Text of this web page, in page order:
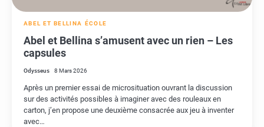
ABEL ET BELLINA ÉCOLE
Abel et Bellina s’amusent avec un rien – Les
capsules
Odysseus 8 Mars 2026
Après un premier essai de microsituation ouvrant la discussion
sur des activités possibles à imaginer avec des rouleaux en
carton, j’en propose une deuxième consacrée aux jeu à inventer
avec…